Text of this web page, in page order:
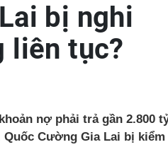
bị nghi
liên tục?
nợ phải trả gần 2.800
Cường Gia Lai bị kiểm